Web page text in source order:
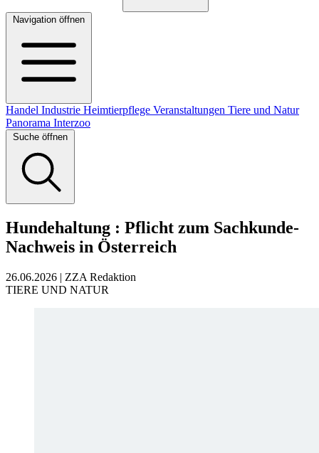
Navigation öffnen
Handel Industrie Heimtierpflege Veranstaltungen Tiere und Natur
Panorama Interzoo
Suche öffnen
Hundehaltung : Pflicht zum Sachkunde-
Nachweis in Österreich
26.06.2026 | ZZA Redaktion
TIERE UND NATUR